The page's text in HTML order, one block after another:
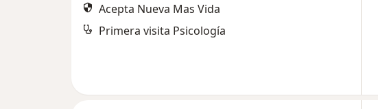
Acepta Nueva Mas Vida
Primera visita Psicología